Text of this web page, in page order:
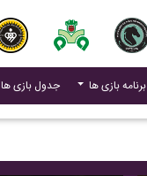
برنامه بازی ها جدول بازی ها